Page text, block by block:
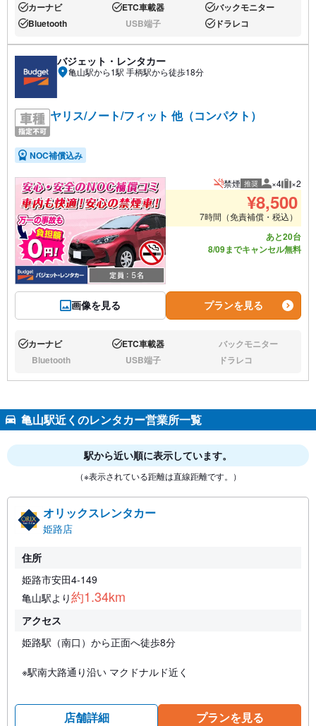
あり:カーナビ あり:ETC車載器 あり:バックモニター
あり:Bluetooth なし:USB端子 あり:ドラレコ
バジェット・レンタカー
亀山駅から1駅 手柄駅から徒歩18分
ヤリス/ノート/フィット 他（コンパクト）
NOC補償込み
画像を見る
禁煙 推奨 推奨人数
×4 推奨
×2
¥8,500
7時間（免責補償・税込）
あと20台
8/09までキャンセル無料
プランを見る
あり:カーナビ あり:ETC車載器 なし:バックモニター
なし:Bluetooth なし:USB端子 なし:ドラレコ
亀山駅近くのレンタカー営業所一覧
駅から近い順に表示しています。
（※表示されている距離は直線距離です。）
オリックスレンタカー
姫路店
住所
姫路市安田4-149
亀山駅より約1.34km
アクセス
姫路駅（南口）から正面へ徒歩8分
※駅南大路通り沿い マクドナルド近く
店舗詳細 プランを見る